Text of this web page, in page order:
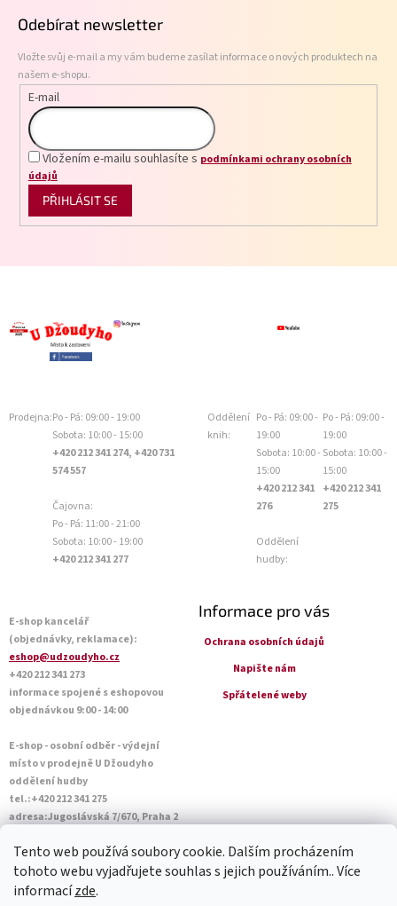
Tento web používá soubory cookie. Dalším procházením
tohoto webu vyjadřujete souhlas s jejich používáním.. Více
informacízde.
Odebírat newsletter
Vložte svůj e-mail a my vám budeme zasílat informace o nových produktech na
našem e-shopu.
E-mail
Vložením e-mailu souhlasíte s podmínkami ochrany osobních
údajů
PŘIHLÁSIT SE
Prodejna:Po - Pá: 09:00 - 19:00
Sobota: 10:00 - 15:00
+420 212 341 274, +420 731
574 557
Čajovna:
Po - Pá: 11:00 - 21:00
Sobota: 10:00 - 19:00
+420 212 341 277
Oddělení
knih:
Po - Pá: 09:00 -
19:00
Sobota: 10:00 -
15:00
+420 212 341
276
Oddělení
hudby:
Po - Pá: 09:00 -
19:00
Sobota: 10:00 -
15:00
+420 212 341
275
E-shop kancelář
(objednávky, reklamace):
eshop@udzoudyho.cz
+420 212 341 273
informace spojené s eshopovou
objednávkou 9:00 - 14:00
E-shop - osobní odběr - výdejní
místo v prodejně U Džoudyho
oddělení hudby
tel.:+420 212 341 275
adresa:Jugoslávská 7/670, Praha 2
Sobota: 10:00 - 14:45
Informace pro vás
Ochrana osobních údajů
Napište nám
Spřátelené weby